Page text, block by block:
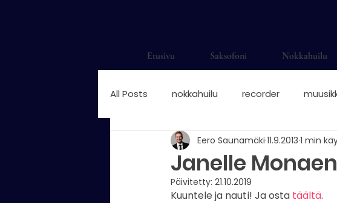
Etusivu Saksofoni Nokkahuilu
All Posts nokkahuilu recorder
saksofonisti saksofonisti Helsinki
saksofonisti suomalainen nokkahuilisti
Janelle
Eero Saunamäki 11.9.2013 1 min
Päivitetty: 21.10.2019
Kuuntele ja nauti! Ja osta täältä.